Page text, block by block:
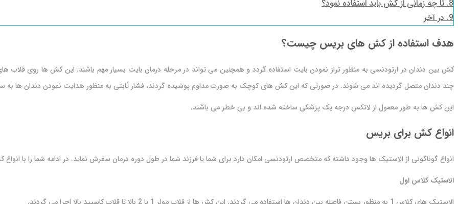
8. تا چه زمانی از کش باید استفاده نمود؟
9. در آخر
هدف استفاده از کش های بریس چیست؟
کش بین دندان در ارتودنسی به منظور تراز نمودن بایت استفاده گردد و همچنین می تواند در مرحله درمان بایت بسیار مهم باشند. این کش ها روی
چند دندان متصل گردیده اند می شوند. در صورتی که این کش های کوچک به صورت مداوم پوشیده گردند، فشار ثابتی به منظور هدایت نمودن دندان ها
این کش ها به طور معمول از لاتکس درجه یک پزشکی ساخته شده اند و بی خطر می باشند.
انواع کش برای بریس
انواع گوناگونی از الاستیک ها وجود داشته که متخصص ارتودنسی امکان دارد برای شما یا فرزند شما در طول دوره درمان سفرش نماید. در ادامه شما را با
الاستیک کلاس اول